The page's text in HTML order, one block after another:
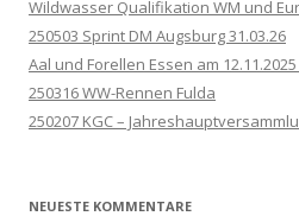
Wildwasser Qualifikation WM und
250503 Sprint DM Augsburg 31.03.26
Aal und Forellen Essen am
250316 WW-Rennen Fulda
250207 KGC –
NEUESTE KOMMENTARE